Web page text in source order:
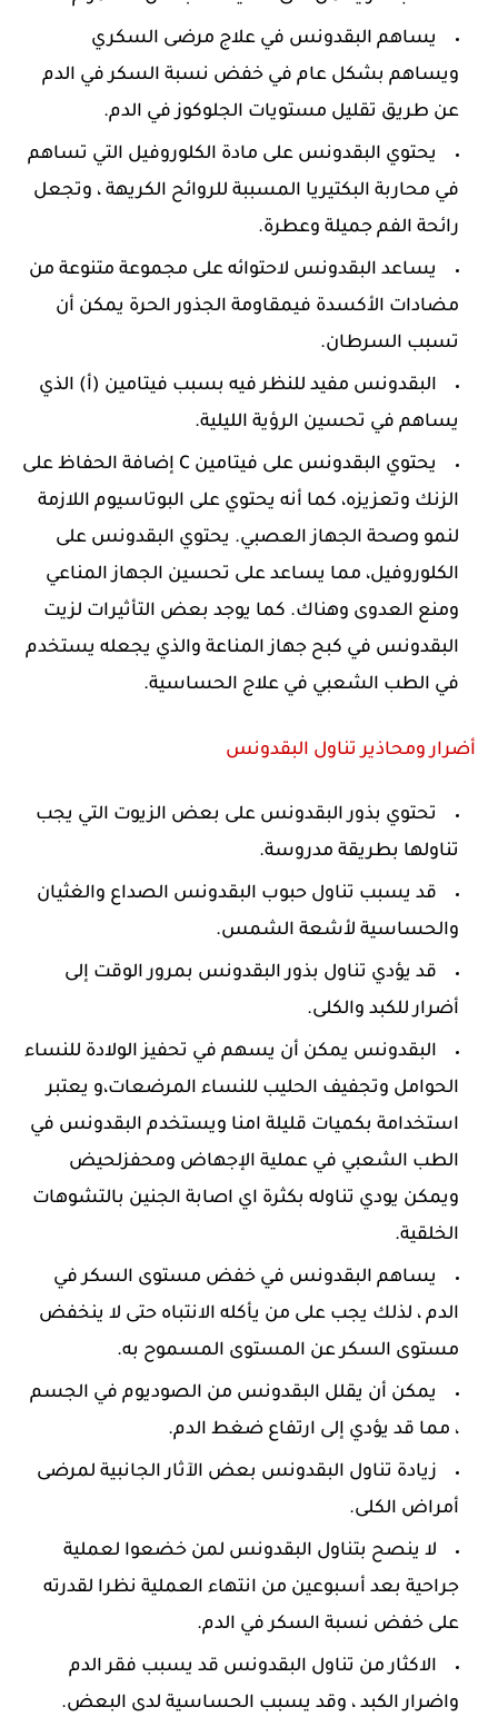
يساهم البقدونس في علاج مرضى السكري
ويساهم بشكل عام في خفض نسبة السكر في الدم
عن طريق تقليل مستويات الجلوكوز في الدم.
يحتوي البقدونس على مادة الكلوروفيل التي تساهم
في محاربة البكتيريا المسببة للروائح الكريهة ، وتجعل
رائحة الفم جميلة وعطرة.
يساعد البقدونس لاحتوائه على مجموعة متنوعة من
مضادات الأكسدة فيمقاومة الجذور الحرة يمكن أن
تسبب السرطان.
البقدونس مفيد للنظر فيه بسبب فيتامين (أ) الذي
يساهم في تحسين الرؤية الليلية.
يحتوي البقدونس على فيتامين C إضافة الحفاظ على
الزنك وتعزيزه، كما أنه يحتوي على البوتاسيوم اللازمة
لنمو وصحة الجهاز العصبي. يحتوي البقدونس على
الكلوروفيل، مما يساعد على تحسين الجهاز المناعي
ومنع العدوى وهناك. كما يوجد بعض التأثيرات لزيت
البقدونس في كبح جهاز المناعة والذي يجعله يستخدم
في الطب الشعبي في علاج الحساسية.
أضرار ومحاذير تناول البقدونس
تحتوي بذور البقدونس على بعض الزيوت التي يجب
تناولها بطريقة مدروسة.
قد يسبب تناول حبوب البقدونس الصداع والغثيان
والحساسية لأشعة الشمس.
قد يؤدي تناول بذور البقدونس بمرور الوقت إلى
أضرار للكبد والكلى.
البقدونس يمكن أن يسهم في تحفيز الولادة للنساء
الحوامل وتجفيف الحليب للنساء المرضعات،و يعتبر
استخدامة بكميات قليلة امنا ويستخدم البقدونس في
الطب الشعبي في عملية الإجهاض ومحفزلحيض
ويمكن يودي تناوله بكثرة اي اصابة الجنين بالتشوهات
الخلقية.
يساهم البقدونس في خفض مستوى السكر في
الدم ، لذلك يجب على من يأكله الانتباه حتى لا ينخفض
مستوى السكر عن المستوى المسموح به.
يمكن أن يقلل البقدونس من الصوديوم في الجسم
، مما قد يؤدي إلى ارتفاع ضغط الدم.
زيادة تناول البقدونس بعض الآثار الجانبية لمرضى
أمراض الكلى.
لا ينصح بتناول البقدونس لمن خضعوا لعملية
جراحية بعد أسبوعين من انتهاء العملية نظرا لقدرته
على خفض نسبة السكر في الدم.
الاكثار من تناول البقدونس قد يسبب فقر الدم
واضرار الكبد ، وقد يسبب الحساسية لدى البعض.